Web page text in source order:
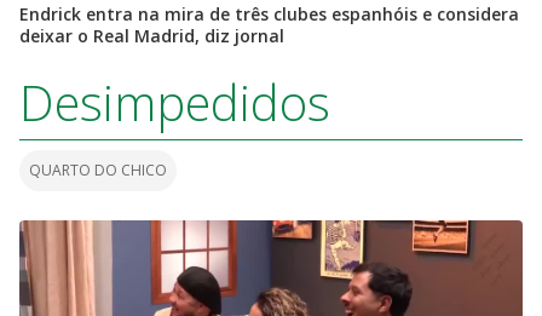
Endrick entra na mira de três clubes espanhóis e considera
deixar o Real Madrid, diz jornal
Desimpedidos
QUARTO DO CHICO